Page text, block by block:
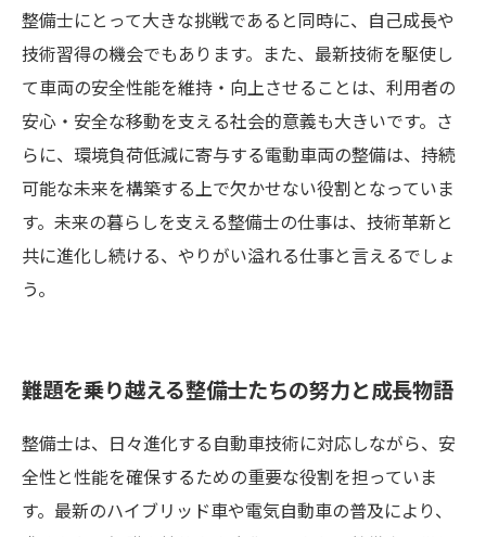
整備士にとって大きな挑戦であると同時に、自己成長や
技術習得の機会でもあります。また、最新技術を駆使し
て車両の安全性能を維持・向上させることは、利用者の
安心・安全な移動を支える社会的意義も大きいです。さ
らに、環境負荷低減に寄与する電動車両の整備は、持続
可能な未来を構築する上で欠かせない役割となっていま
す。未来の暮らしを支える整備士の仕事は、技術革新と
共に進化し続ける、やりがい溢れる仕事と言えるでしょ
う。
難題を乗り越える整備士たちの努力と成長物語
整備士は、日々進化する自動車技術に対応しながら、安
全性と性能を確保するための重要な役割を担っていま
す。最新のハイブリッド車や電気自動車の普及により、